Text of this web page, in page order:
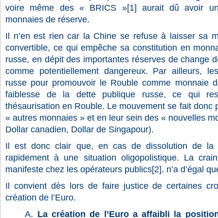
voire même des « BRICS »[1] aurait dû avoir
monnaies de réserve.
Il n’en est rien car la Chine se refuse à laisser sa
convertible, ce qui empêche sa constitution en
russe, en dépit des importantes réserves de change
comme potentiellement dangereux. Par ailleurs,
russe pour promouvoir le Rouble comme monnaie
faiblesse de la dette publique russe, ce qui
thésaurisation en Rouble. Le mouvement se fait donc
« autres monnaies » et en leur sein des « nouvelles
Dollar canadien, Dollar de Singapour).
Il est donc clair que, en cas de dissolution de la
rapidement à une situation oligopolistique. La
manifeste chez les opérateurs publics[2], n’a d’égal
Il convient dès lors de faire justice de certaines
création de l’Euro.
A. La création de l’Euro a affaibli la